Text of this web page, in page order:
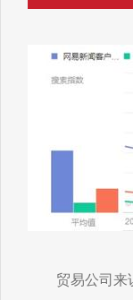
贸易公司来说